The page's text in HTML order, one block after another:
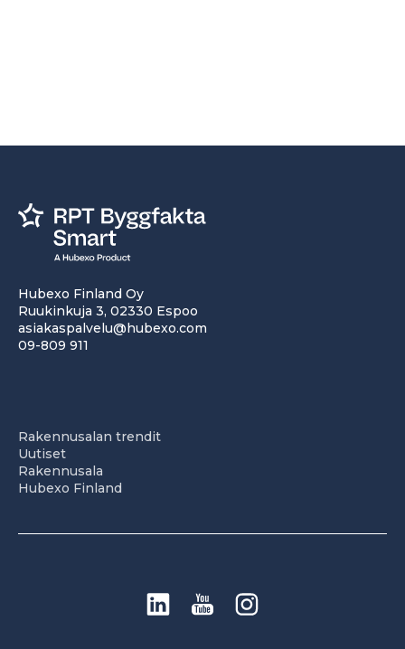
Hubexo Finland Oy
Ruukinkuja 3, 02330 Espoo
asiakaspalvelu@hubexo.com
09-809 911
Rakennusalan trendit
Uutiset
Rakennusala
Hubexo Finland